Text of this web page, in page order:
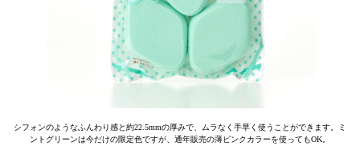
シフォンのようなふんわり感と約22.5mmの厚みで、ムラなく手早く使うことができます。ミ
ントグリーンは今だけの限定色ですが、通年販売の薄ピンクカラーを使ってもOK。